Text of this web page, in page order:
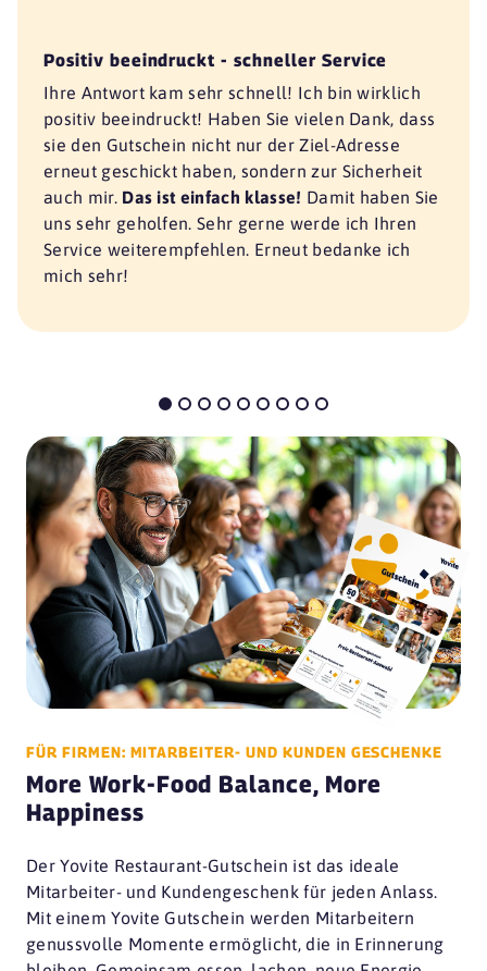
Positiv beeindruckt - schneller Service
Ihre Antwort kam sehr schnell! Ich bin wirklich
positiv beeindruckt! Haben Sie vielen Dank, dass
sie den Gutschein nicht nur der Ziel-Adresse
erneut geschickt haben, sondern zur Sicherheit
auch mir. Das ist einfach klasse! Damit haben Sie
uns sehr geholfen. Sehr gerne werde ich Ihren
Service weiterempfehlen. Erneut bedanke ich
mich sehr!
FÜR FIRMEN: MITARBEITER- UND KUNDEN GESCHENKE
More Work-Food Balance, More
Happiness
Der Yovite Restaurant-Gutschein ist das ideale
Mitarbeiter- und Kundengeschenk für jeden Anlass.
Mit einem Yovite Gutschein werden Mitarbeitern
genussvolle Momente ermöglicht, die in Erinnerung